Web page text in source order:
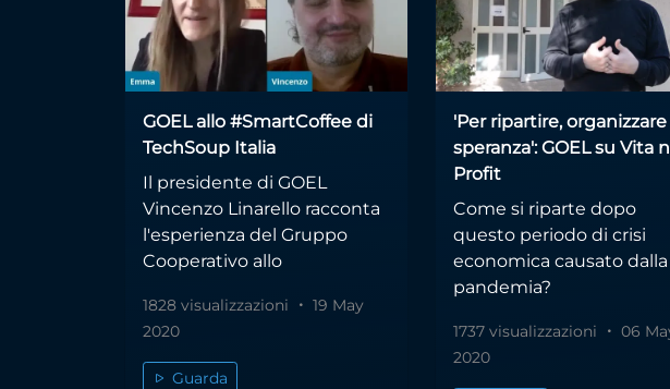
GOEL allo #SmartCoffee di
TechSoup Italia
Il presidente di GOEL
Vincenzo Linarello racconta
l'esperienza del Gruppo
Cooperativo allo
1828 visualizzazioni
19 May
2020
Guarda
'Per ripartire, organizzare
speranza': GOEL su Vita
Profit
Come si riparte dopo
questo periodo di crisi
economica causato dalla
pandemia?
1737 visualizzazioni
06
2020